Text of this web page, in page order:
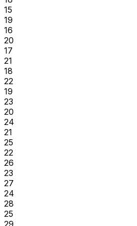
15
19
16
20
17
21
18
22
19
23
20
24
21
25
22
26
23
27
24
28
25
29